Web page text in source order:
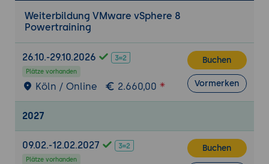
Sonstige Fehler: Netzwerkanbindung,
Verwaltung, Zeitsynchronisation und DNS
Fehler
Troubleshooting des vCenter Server
Manger (vLCM)
(HA) Cluster und der Fault Tolerance (FT)
Weiterbildung VMware vSphere 8
Powertraining
26.10.-29.10.2026
Plätze vorhanden
Köln / Online 2.660,00
Buchen
Vormerken
2027
09.02.-12.02.2027
Plätze vorhanden
Buchen